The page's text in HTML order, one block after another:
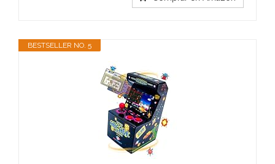
BESTSELLER NO. 5